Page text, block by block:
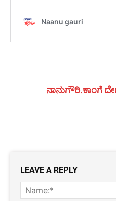
ನಾನುಗೌರಿ.ಕಾಂಗೆ
LEAVE A REPLY